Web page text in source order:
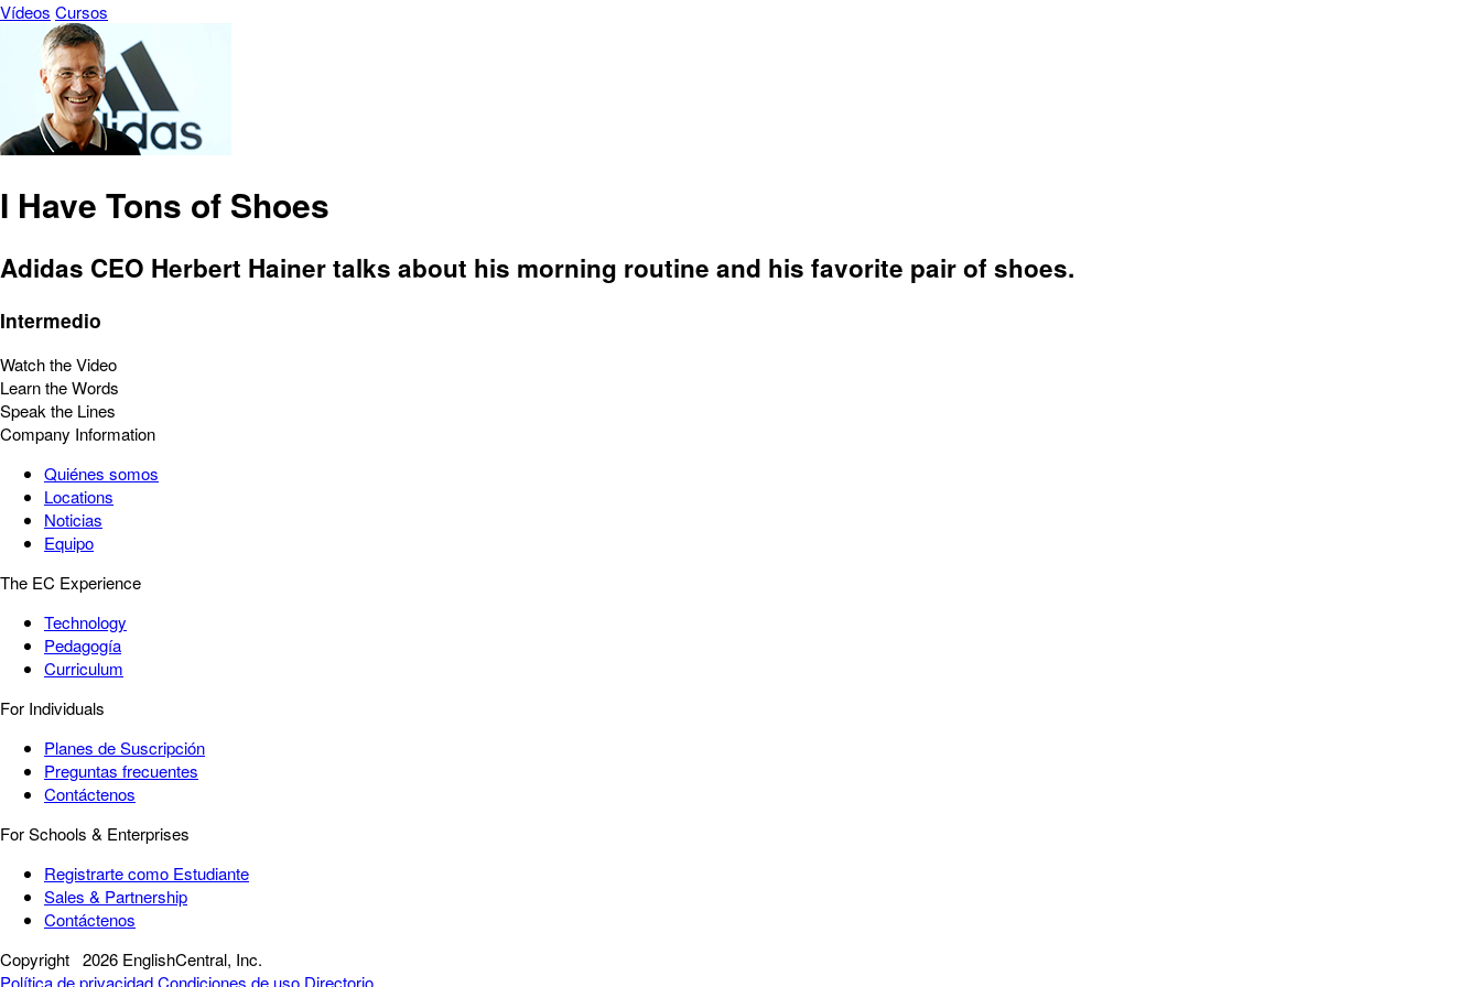
Vídeos Cursos
I Have Tons of Shoes
Adidas CEO Herbert Hainer talks about his morning routine and his favorite pair of shoes.
Intermedio
Watch the Video
Learn the Words
Speak the Lines
Company Information
Quiénes somos
Locations
Noticias
Equipo
The EC Experience
Technology
Pedagogía
Curriculum
For Individuals
Planes de Suscripción
Preguntas frecuentes
Contáctenos
For Schools & Enterprises
Registrarte como Estudiante
Sales & Partnership
Contáctenos
Copyright 2026 EnglishCentral, Inc.